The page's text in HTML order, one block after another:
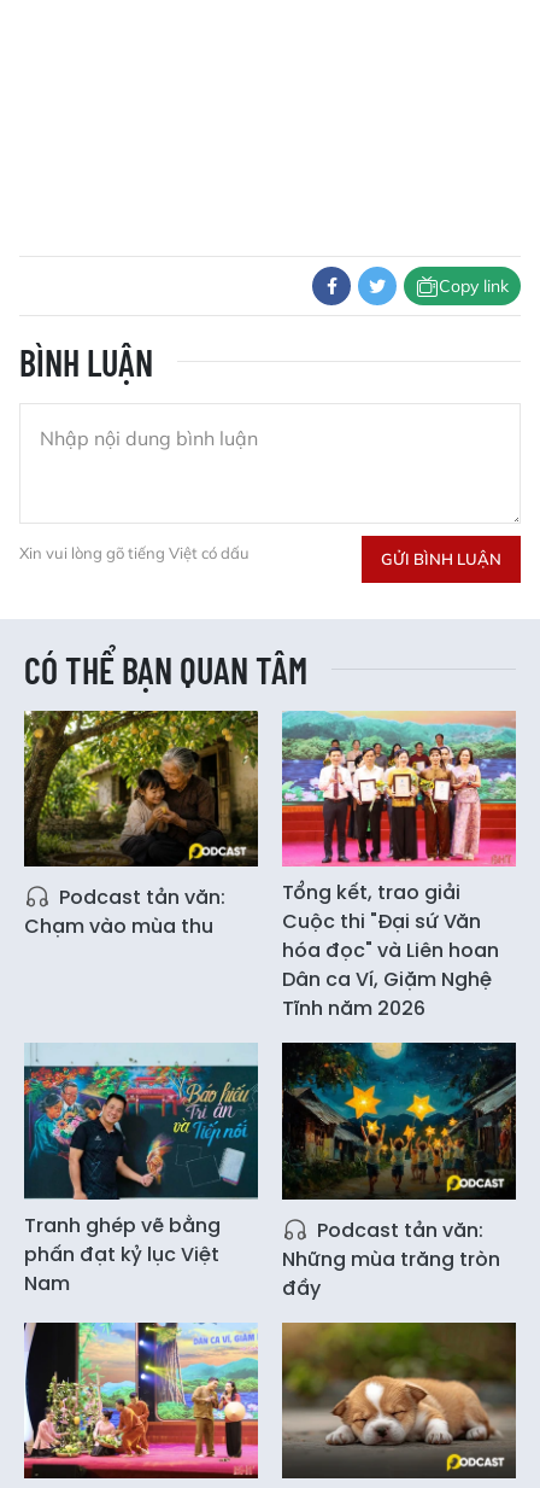
Copy link
BÌNH LUẬN
Xin vui lòng gõ tiếng Việt có dấu GỬI BÌNH LUẬN
CÓ THỂ BẠN QUAN TÂM
Podcast tản văn:
Chạm vào mùa thu
Tổng kết, trao giải
Cuộc thi "Đại sứ Văn
hóa đọc" và Liên hoan
Dân ca Ví, Giặm Nghệ
Tĩnh năm 2026
Tranh ghép vẽ bằng
phấn đạt kỷ lục Việt
Nam
Podcast tản văn:
Những mùa trăng tròn
đầy